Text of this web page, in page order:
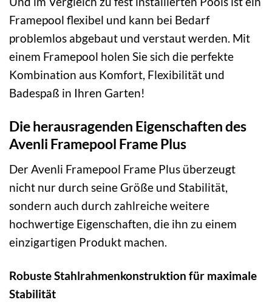
Framepool flexibel und kann bei Bedarf
problemlos abgebaut und verstaut werden. Mit
einem Framepool holen Sie sich die perfekte
Kombination aus Komfort, Flexibilität und
Badespaß in Ihren Garten!
Die herausragenden Eigenschaften des
Avenli Framepool Frame Plus
Der Avenli Framepool Frame Plus überzeugt
nicht nur durch seine Größe und Stabilität,
sondern auch durch zahlreiche weitere
hochwertige Eigenschaften, die ihn zu einem
einzigartigen Produkt machen.
Robuste Stahlrahmenkonstruktion für maximale
Stabilität